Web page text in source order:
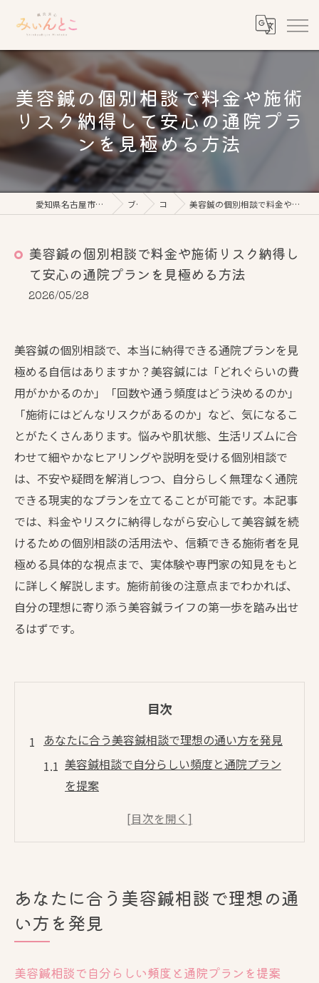
美容鍼の個別相談で料金や施術
リスク納得して安心の通院プラ
ンを見極める方法
愛知県名古屋市の美容鍼なら鍼灸美心みぃんとこ ブログ コラム 美容鍼の個別相談で料金や施術リスク納得して安心の通院プランを見極める方法
美容鍼の個別相談で料金や施術リスク納得し
て安心の通院プランを見極める方法
2026/05/28
美容鍼の個別相談で、本当に納得できる通院プランを見
極める自信はありますか？美容鍼には「どれぐらいの費
用がかかるのか」「回数や通う頻度はどう決めるのか」
「施術にはどんなリスクがあるのか」など、気になるこ
とがたくさんあります。悩みや肌状態、生活リズムに合
わせて細やかなヒアリングや説明を受ける個別相談で
は、不安や疑問を解消しつつ、自分らしく無理なく通院
できる現実的なプランを立てることが可能です。本記事
では、料金やリスクに納得しながら安心して美容鍼を続
けるための個別相談の活用法や、信頼できる施術者を見
極める具体的な視点まで、実体験や専門家の知見をもと
に詳しく解説します。施術前後の注意点までわかれば、
自分の理想に寄り添う美容鍼ライフの第一歩を踏み出せ
るはずです。
目次
あなたに合う美容鍼相談で理想の通い方を発見
美容鍼相談で自分らしい頻度と通院プラン
を提案
美容鍼の個別相談で生活リズムに合う通い
方を見極める
美容鍼の悩みに寄り添う最適なプラン選び
の流れ
確認
あなたに合う美容鍼相談で理想の通
い方を発見
美容鍼相談で自分らしい頻度と通院プランを提案